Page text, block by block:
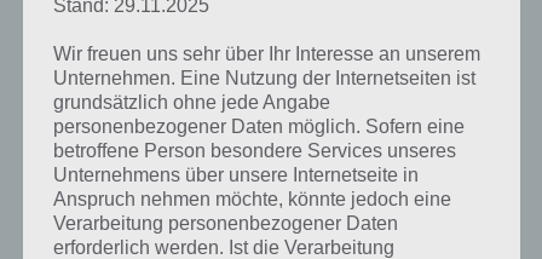
Ein Ort, an dem du eine Waage sehen
würdest: Lösung für 94%
Nachfolgend findest du alle richtigen Antworten zum Sachverhalt Ein
Ort, an dem du eine Waage sehen würdest in der App 94%. Die
Lösung ist dabei nach den Prozent-Werten sortiert. Hier die
Antworten:
Stand: 29.11.2025
Wir freuen uns sehr über Ihr Interesse an unserem
Unternehmen. Eine Nutzung der Internetseiten ist
grundsätzlich ohne jede Angabe
personenbezogener Daten möglich. Sofern eine
betroffene Person besondere Services unseres
Unternehmens über unsere Internetseite in
Anspruch nehmen möchte, könnte jedoch eine
Verarbeitung personenbezogener Daten
erforderlich werden. Ist die Verarbeitung